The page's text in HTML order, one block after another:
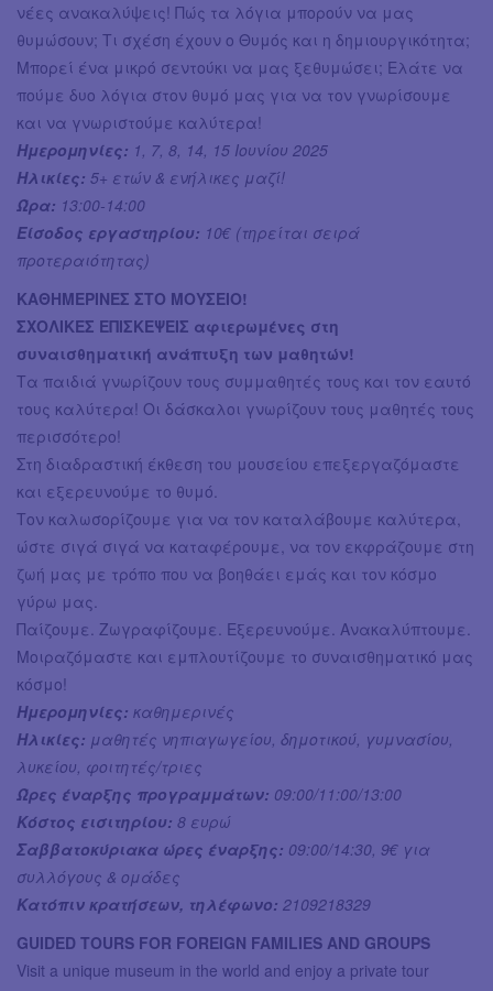
νέες ανακαλύψεις! Πώς τα λόγια μπορούν να μας
θυμώσουν; Τι σχέση έχουν ο Θυμός και η δημιουργικότητα;
Μπορεί ένα μικρό σεντούκι να μας ξεθυμώσει; Ελάτε να
πούμε δυο λόγια στον θυμό μας για να τον γνωρίσουμε
και να γνωριστούμε καλύτερα!
Ημερομηνίες: 1, 7, 8, 14, 15 Ιουνίου 2025
Ηλικίες: 5+ ετών & ενήλικες μαζί!
Ώρα: 13:00-14:00
Είσοδος εργαστηρίου: 10€ (τηρείται σειρά
προτεραιότητας)
ΚΑΘΗΜΕΡΙΝΕΣ ΣΤΟ ΜΟΥΣΕΙΟ!
ΣΧΟΛΙΚΕΣ ΕΠΙΣΚΕΨΕΙΣ αφιερωμένες στη
συναισθηματική ανάπτυξη των μαθητών!
Τα παιδιά γνωρίζουν τους συμμαθητές τους και τον εαυτό
τους καλύτερα! Οι δάσκαλοι γνωρίζουν τους μαθητές τους
περισσότερο!
Στη διαδραστική έκθεση του μουσείου επεξεργαζόμαστε
και εξερευνούμε το θυμό.
Τον καλωσορίζουμε για να τον καταλάβουμε καλύτερα,
ώστε σιγά σιγά να καταφέρουμε, να τον εκφράζουμε στη
ζωή μας με τρόπο που να βοηθάει εμάς και τον κόσμο
γύρω μας.
Παίζουμε. Ζωγραφίζουμε. Εξερευνούμε. Ανακαλύπτουμε.
Μοιραζόμαστε και εμπλουτίζουμε το συναισθηματικό μας
κόσμο!
Ημερομηνίες: καθημερινές
Ηλικίες: μαθητές νηπιαγωγείου, δημοτικού, γυμνασίου,
λυκείου, φοιτητές/τριες
Ώρες έναρξης προγραμμάτων: 09:00/11:00/13:00
Κόστος εισιτηρίου: 8 ευρώ
Σαββατοκύριακα ώρες έναρξης: 09:00/14:30, 9€ για
συλλόγους & ομάδες
Κατόπιν κρατήσεων, τηλέφωνο: 2109218329
GUIDED TOURS FOR FOREIGN FAMILIES AND GROUPS
Visit a unique museum in the world and enjoy a private tour